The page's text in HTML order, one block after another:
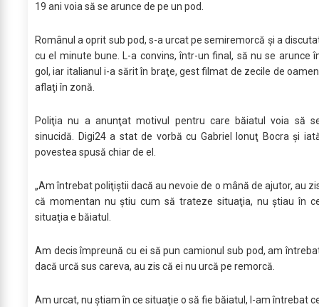
19 ani voia să se arunce de pe un pod.
Românul a oprit sub pod, s-a urcat pe semiremorcă şi a
cu el minute bune. L-a convins, într-un final, să nu se arunce
gol, iar italianul i-a sărit în braţe, gest filmat de zecile de
aflaţi în zonă.
Poliţia nu a anunţat motivul pentru care băiatul voia să
sinucidă. Digi24 a stat de vorbă cu Gabriel Ionuţ Bocra şi
povestea spusă chiar de el.
„Am întrebat poliţiştii dacă au nevoie de o mână de ajutor, au
că momentan nu ştiu cum să trateze situaţia, nu ştiau în
situaţia e băiatul.
Am decis împreună cu ei să pun camionul sub pod, am
dacă urcă sus careva, au zis că ei nu urcă pe remorcă.
Am urcat, nu ştiam în ce situaţie o să fie băiatul, l-am întrebat